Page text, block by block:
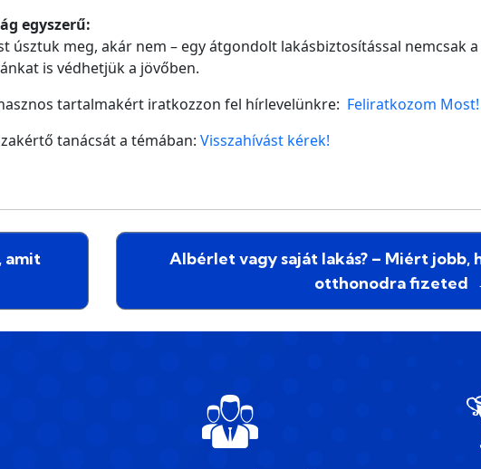
egyszerű:
úsztuk meg, akár nem – egy átgondolt lakásbiztosítással nemcsak
is védhetjük a jövőben.
tartalmakért iratkozzon fel hírlevelünkre: Feliratkozom Most!
tanácsát a témában: Visszahívást kérek!
amit
Albérlet vagy saját lakás? – Miért jobb,
otthonodra fizeted